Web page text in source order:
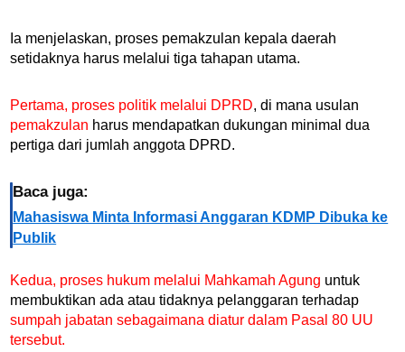
Ia menjelaskan, proses pemakzulan kepala daerah
setidaknya harus melalui tiga tahapan utama.
Pertama, proses politik melalui DPRD, di mana usulan
pemakzulan harus mendapatkan dukungan minimal dua
pertiga dari jumlah anggota DPRD.
Baca juga:
Mahasiswa Minta Informasi Anggaran KDMP Dibuka ke
Publik
Kedua, proses hukum melalui Mahkamah Agung untuk
membuktikan ada atau tidaknya pelanggaran terhadap
sumpah jabatan sebagaimana diatur dalam Pasal 80 UU
tersebut.